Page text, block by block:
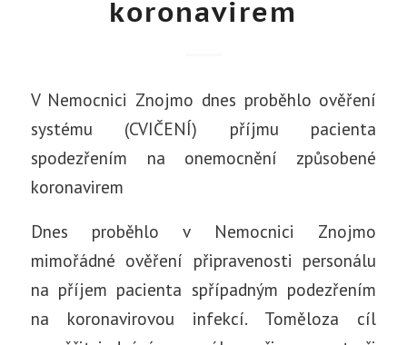
koronavirem
V Nemocnici Znojmo dnes proběhlo ověření
systému (CVIČENÍ) příjmu pacienta
spodezřením na onemocnění způsobené
koronavirem
Dnes proběhlo v Nemocnici Znojmo
mimořádné ověření připravenosti personálu
na příjem pacienta spřípadným podezřením
na koronavirovou infekcí. Toměloza cíl